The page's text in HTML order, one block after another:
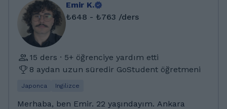
Emir K.
₺648 - ₺763 /ders
15 ders · 5+ öğrenciye yardım etti
8 aydan uzun süredir GoStudent öğretmeni
Japonca Ingilizce
Merhaba, ben Emir. 22 yaşındayım. Ankara